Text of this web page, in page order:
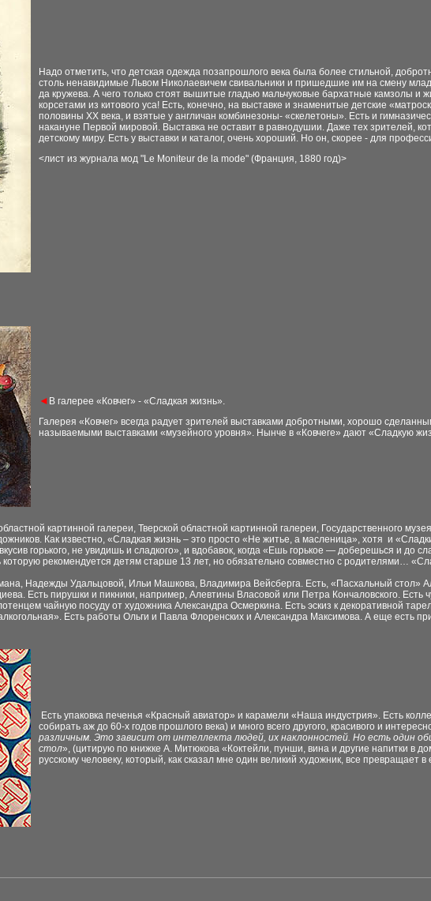
Надо отметить, что детская одежда позапрошлого века была более стильной,
столь ненавидимые Львом Николаевичем свивальники и пришедшие им на смену
да кружева. А чего только стоят вышитые гладью мальчуковые бархатные камзолы и
корсетами из китового уса! Есть, конечно, на выставке и знаменитые детские
половины ХХ века, и взятые у англичан комбинезоны- «скелетоны». Есть и
накануне Первой мировой. Выставка не оставит в равнодушии. Даже тех зрителей,
детскому миру. Есть у выставки и каталог, очень хороший. Но он, скорее - для
<лист из журнала мод "Le Moniteur de la mode" (Франция, 1880 год)>
◄ В галерее «Ковчег» - «Сладкая жизнь».
Галерея «Ковчег» всегда радует зрителей выставками добротными, хорошо
называемыми выставками «музейного уровня». Нынче в «Ковчеге» дают «Сладкую
картинной галереи, Тверской областной картинной галереи, Государственного
Как известно, «Сладкая жизнь – это просто «Не житье, а масленица», хотя и
горького, не увидишь и сладкого», и вдобавок, когда «Ешь горькое — доберешься и до
рекомендуется детям старше 13 лет, но обязательно совместно с родителями…
Надежды Удальцовой, Ильи Машкова, Владимира Вейсберга. Есть, «Пасхальный стол»
Есть пирушки и пикники, например, Алевтины Власовой или Петра Кончаловского. Есть
чайную посуду от художника Александра Осмеркина. Есть эскиз к декоративной
Есть работы Ольги и Павла Флоренских и Александра Максимова. А еще есть
Есть упаковка печенья «Красный авиатор» и карамели «Наша индустрия». Есть
собирать аж до 60-х годов прошлого века) и много всего другого, красивого и
различным. Это зависит от интеллекта людей, их наклонностей. Но есть один
стол», (цитирую по книжке А. Митюкова «Коктейли, пунши, вина и другие напитки в
русскому человеку, который, как сказал мне один великий художник, все превращает